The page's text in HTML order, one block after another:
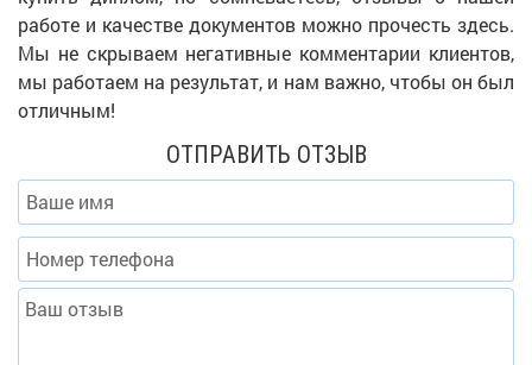
работе и качестве документов можно прочесть здесь.
Мы не скрываем негативные комментарии клиентов,
мы работаем на результат, и нам важно, чтобы он был
отличным!
ОТПРАВИТЬ ОТЗЫВ